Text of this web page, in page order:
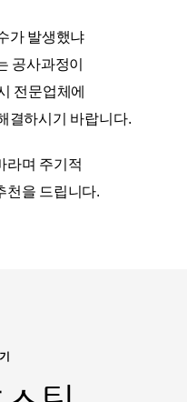
가 발생했냐
공사과정이
전문업체에
결하시기 바랍니다.
라며 주기적
천을 드립니다.